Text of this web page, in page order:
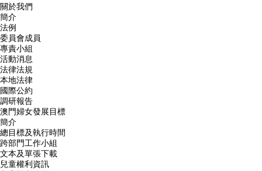
關於我們
簡介
法例
委員會成員
專責小組
活動消息
法律法規
本地法律
國際公約
調研報告
澳門婦女發展目標
簡介
總目標及執行時間
跨部門工作小組
文本及單張下載
兒童權利資訊